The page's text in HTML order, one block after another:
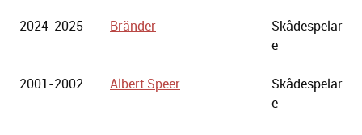
2024-2025 Bränder
Skådespelar
e
2001-2002 Albert Speer
Skådespelar
e